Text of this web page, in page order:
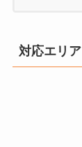
対応エリア